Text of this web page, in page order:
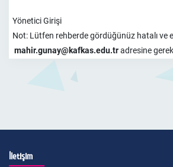
Yönetici Girişi
Not: Lütfen rehberde gördüğünüz hatalı ve
mahir.gunay@kafkas.edu.tradresine
İletişim